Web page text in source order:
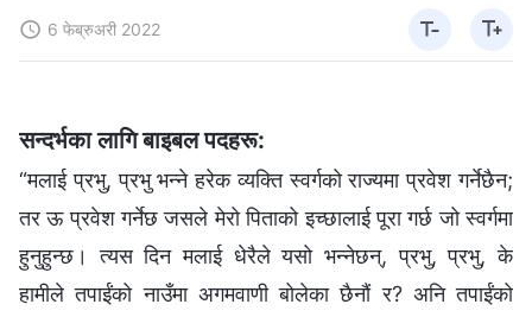
6 फेब्रुअरी 2022
सन्दर्भका लागि बाइबल पदहरू:
“मलाई प्रभु, प्रभु भन्ने हरेक व्यक्ति स्वर्गको राज्यमा प्रवेश गर्नेछैन;
तर ऊ प्रवेश गर्नेछ जसले मेरो पिताको इच्‍छालाई पूरा गर्छ जो स्वर्गमा
हुनुहुन्छ। त्‍यस दिन मलाई धेरैले यसो भन्‍नेछन्, प्रभु, प्रभु, के
हामीले तपाईंको नाउँमा अगमवाणी बोलेका छैनौं र? अनि तपाईंको